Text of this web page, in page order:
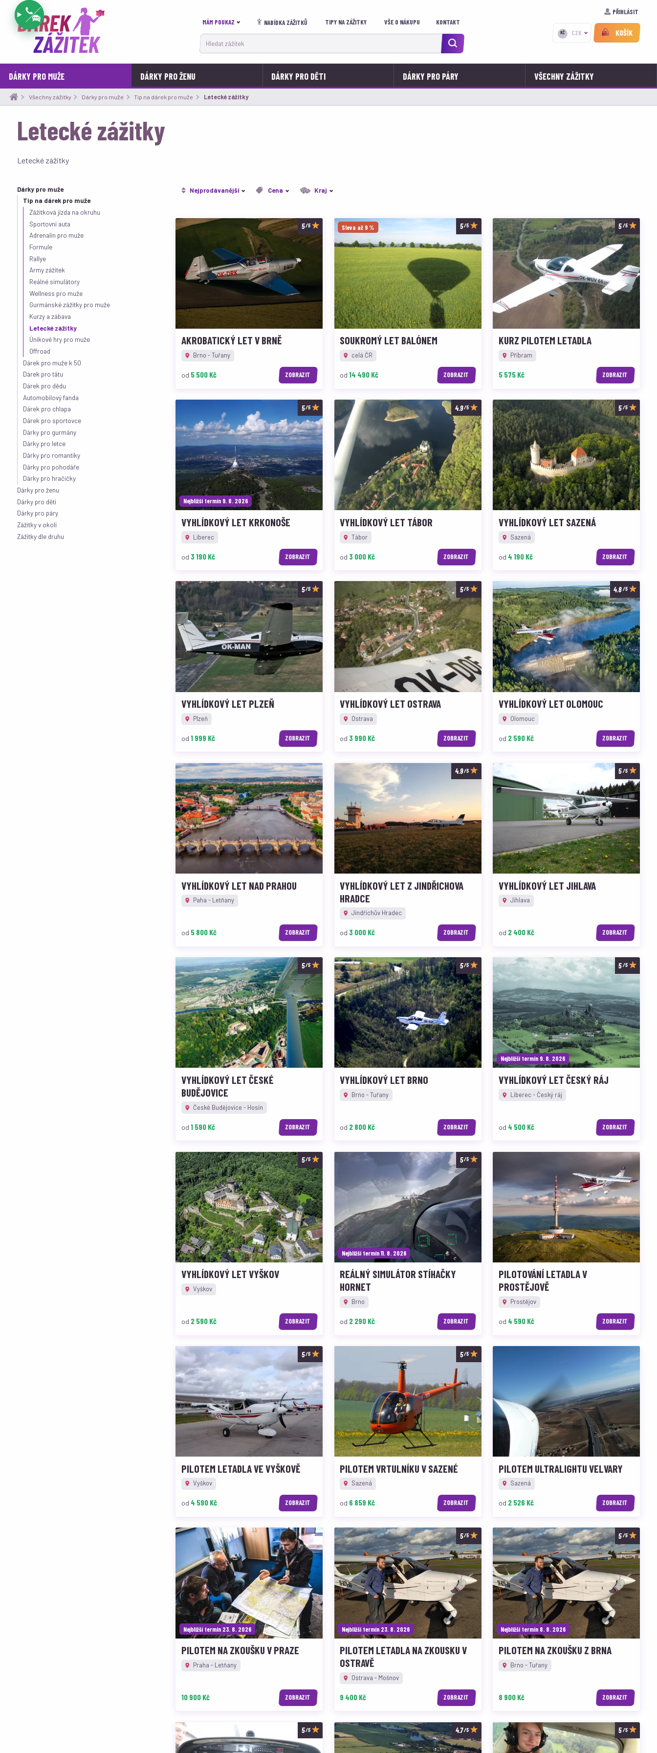
MÁM POUKAZ NABÍDKA ZÁŽITKŮ TIPY NA ZÁŽITKY VŠE O NÁKUPU KONTAKT
Hledat zážitek
PŘIHLÁSIT
KČ CZK KOŠÍK
DÁRKY PRO MUŽE DÁRKY PRO ŽENU DÁRKY PRO DĚTI DÁRKY PRO PÁRY VŠECHNY ZÁŽITKY
Všechny zážitky Dárky pro muže Tip na dárek pro muže Aktuální:
Letecké zážitky
Letecké zážitky
Letecké zážitky
Dárky pro muže
Tip na dárek pro muže
Zážitková jízda na okruhu
Sportovní auta
Adrenalin pro muže
Formule
Rallye
Army zážitek
Reálné simulátory
Wellness pro muže
Gurmánské zážitky pro muže
Kurzy a zábava
Letecké zážitky
Únikové hry pro muže
Offroad
Dárek pro muže k 50
Dárek pro tátu
Dárek pro dědu
Automobilový fanda
Dárek pro chlapa
Dárek pro sportovce
Dárky pro gurmány
Dárky pro letce
Dárky pro romantiky
Dárky pro pohodáře
Dárky pro hračičky
Dárky pro ženu
Dárky pro děti
Dárky pro páry
Zážitky v okolí
Zážitky dle druhu
Nejprodávanější Cena Kraj
/5
AKROBATICKÝ LET V BRNĚ
Brno - Tuřany
od 5 500 Kč ZOBRAZIT
Sleva až 9 % /5
SOUKROMÝ LET BALÓNEM
celá ČR
od14 490 Kč ZOBRAZIT
/5
KURZ PILOTEM LETADLA
Příbram
5 575 Kč ZOBRAZIT
/5
Nejbližší termín 9. 8. 2026
VYHLÍDKOVÝ LET KRKONOŠE
Liberec
od 3 190 Kč ZOBRAZIT
/5
VYHLÍDKOVÝ LET TÁBOR
Tábor
od 3 000 Kč ZOBRAZIT
/5
VYHLÍDKOVÝ LET SAZENÁ
Sazená
od 4 190 Kč ZOBRAZIT
/5
VYHLÍDKOVÝ LET PLZEŇ
Plzeň
od 1 999 Kč ZOBRAZIT
/5
VYHLÍDKOVÝ LET OSTRAVA
Ostrava
od 3 990 Kč ZOBRAZIT
/5
VYHLÍDKOVÝ LET OLOMOUC
Olomouc
od 2 590 Kč ZOBRAZIT
VYHLÍDKOVÝ LET NAD PRAHOU
Paha - Letňany
od 5 800 Kč ZOBRAZIT
/5
VYHLÍDKOVÝ LET Z JINDŘICHOVA
HRADCE
Jindřichův Hradec
od 3 000 Kč ZOBRAZIT
/5
VYHLÍDKOVÝ LET JIHLAVA
Jihlava
od 2 400 Kč ZOBRAZIT
/5
VYHLÍDKOVÝ LET ČESKÉ
BUDĚJOVICE
České Budějovice - Hosín
od 1 590 Kč ZOBRAZIT
/5
VYHLÍDKOVÝ LET BRNO
Brno - Tuřany
od 2 800 Kč ZOBRAZIT
/5
Nejbližší termín 9. 8. 2026
VYHLÍDKOVÝ LET ČESKÝ RÁJ
Liberec - Český ráj
od 4 500 Kč ZOBRAZIT
/5
VYHLÍDKOVÝ LET VYŠKOV
Vyškov
od 2 590 Kč ZOBRAZIT
/5
Nejbližší termín 11. 8. 2026
REÁLNÝ SIMULÁTOR STÍHAČKY
HORNET
Brno
od 2 290 Kč ZOBRAZIT
PILOTOVÁNÍ LETADLA V
PROSTĚJOVĚ
Prostějov
od 4 590 Kč ZOBRAZIT
/5
PILOTEM LETADLA VE VYŠKOVĚ
Vyškov
od 4 590 Kč ZOBRAZIT
/5
PILOTEM VRTULNÍKU V SAZENÉ
Sazená
od 6 859 Kč ZOBRAZIT
PILOTEM ULTRALIGHTU VELVARY
Sazená
od 2 526 Kč ZOBRAZIT
Nejbližší termín 23. 8. 2026
PILOTEM NA ZKOUŠKU V PRAZE
Praha - Letňany
10 900 Kč ZOBRAZIT
/5
Nejbližší termín 23. 8. 2026
PILOTEM LETADLA NA ZKOUSKU V
OSTRAVĚ
Ostrava - Mošnov
9 400 Kč ZOBRAZIT
/5
Nejbližší termín 8. 8. 2026
PILOTEM NA ZKOUŠKU Z BRNA
Brno - Tuřany
8 900 Kč ZOBRAZIT
/5 /5 /5